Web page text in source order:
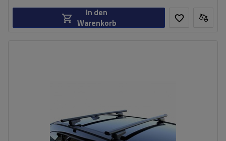
In den
Warenkorb